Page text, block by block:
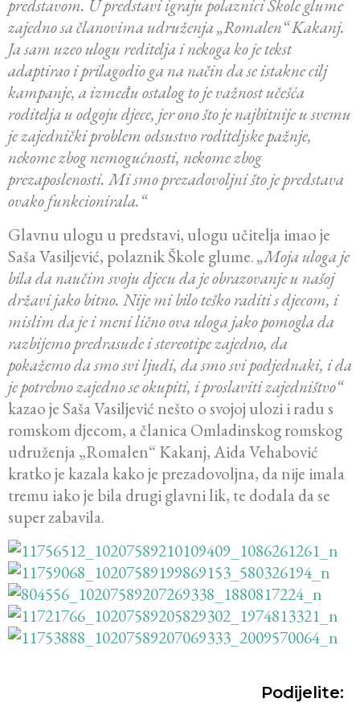
predstavom. U predstavi igraju polaznici Škole glume
zajedno sa članovima udruženja „Romalen“ Kakanj.
Ja sam uzeo ulogu reditelja i nekoga ko je tekst
adaptirao i prilagodio ga na način da se istakne cilj
kampanje, a između ostalog to je važnost učešća
roditelja u odgoju djece, jer ono što je najbitnije u svemu
je zajednički problem odsustvo roditeljske pažnje,
nekome zbog nemogućnosti, nekome zbog
prezaposlenosti. Mi smo prezadovoljni što je predstava
ovako funkcionirala.“
Glavnu ulogu u predstavi, ulogu učitelja imao je
Saša Vasiljević, polaznik Škole glume.„Moja uloga je
bila da naučim svoju djecu da je obrazovanje u našoj
državi jako bitno. Nije mi bilo teško raditi s djecom, i
mislim da je i meni lično ova uloga jako pomogla da
razbijemo predrasude i stereotipe zajedno, da
pokažemo da smo svi ljudi, da smo svi podjednaki, i da
je potrebno zajedno se okupiti, i proslaviti zajedništvo“
kazao je Saša Vasiljević nešto o svojoj ulozi i radu s
romskom djecom, a članica Omladinskog romskog
udruženja „Romalen“ Kakanj, Aida Vehabović
kratko je kazala kako je prezadovoljna, da nije imala
tremu iako je bila drugi glavni lik, te dodala da se
super zabavila.
Podijelite: